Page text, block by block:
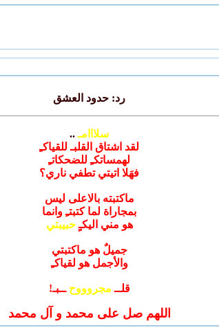
رد: حدود العشق
سلااامـ..
لقد اشتاق القلبـ للقياكـِ
لهمساتكـِ للضحكاتـِ
فهَلا اتيتي تطفي ناري؟
ماكتبته بالاعلى ليس
بمجاراة لما كتبتـِ وانما
هو مني اليكـٍحبيبتي
جميلٌ هو ماكتبتي
والأجمل هو لقياكـِ
قلــ مجروووح ــبـ!
اللهم صل على محمد و آل محمد